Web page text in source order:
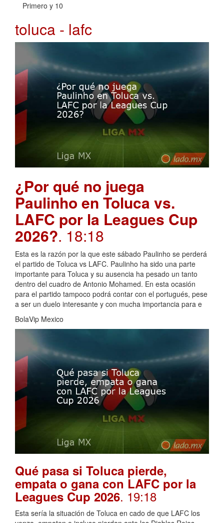
Primero y 10
toluca - lafc
¿Por qué no juega
Paulinho en Toluca vs.
LAFC por la Leagues Cup
2026?. 18:18
Esta es la razón por la que este sábado Paulinho se perderá
el partido de Toluca vs LAFC. Paulinho ha sido una parte
importante para Toluca y su ausencia ha pesado un tanto
dentro del cuadro de Antonio Mohamed. En esta ocasión
para el partido tampoco podrá contar con el portugués, pese
a ser un duelo interesante y con mucha importancia para e
BolaVip Mexico
Qué pasa si Toluca pierde,
empata o gana con LAFC por la
Leagues Cup 2026. 19:18
Esta sería la situación de Toluca en cado de que LAFC los